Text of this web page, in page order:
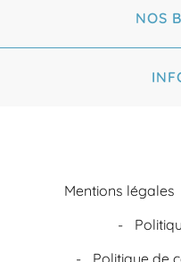
NOS
Mentions légales